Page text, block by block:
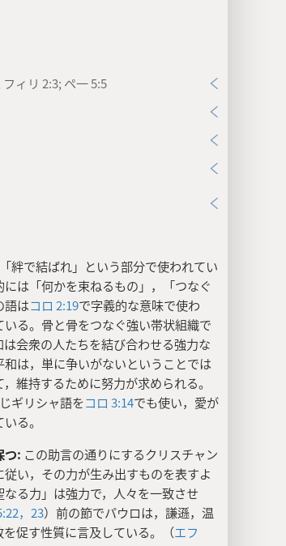
ィリ 2:3; ペ一 5:5
「絆で結ばれ」という部分で使われてい
は「何かを束ねるもの」，「つなぐ
語はコロ 2:19で字義的な意味で使わ
る。骨と骨をつなぐ強い帯状組織で
会衆の人たちを結び合わせる強力な
は，単に争いがないということでは
維持するために努力が求められる。
ギリシャ語をコロ 3:14でも使い，愛が
る。
つ: この助言の通りにするクリスチャン
い，その力が生み出すものを表すよ
る力」は強力で，人々を一致させ
，23）前の節でパウロは，謙遜，温
促す性質に言及している。（エフ